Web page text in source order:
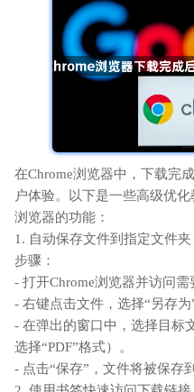
在Chrome浏览器中，下载完
户体验。以下是一些高级优
浏览器的功能：
1. 自动保存文件到指定文件夹
步骤：
- 打开Chrome浏览器并访问需
- 右键点击文件，选择“另存为”
- 在弹出的窗口中，选择目标
选择“PDF”格式）。
- 点击“保存”，文件将被保存